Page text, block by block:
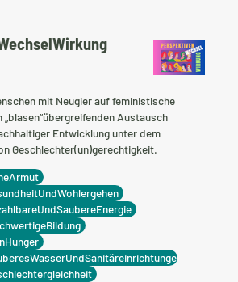
mit Neugier auf feministische
„blasen“übergreifenden Austausch
Entwicklung unter dem
Geschlechter(un)gerechtigkeit.